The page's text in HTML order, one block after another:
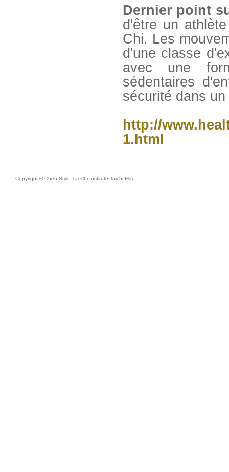
Dernier point
d'être un
Chi. Les
d'une classe
avec une
sédentaires
sécurité dans
http://
1.html
Copyright © Chen Style Tai Chi Institute Taichi Elite.